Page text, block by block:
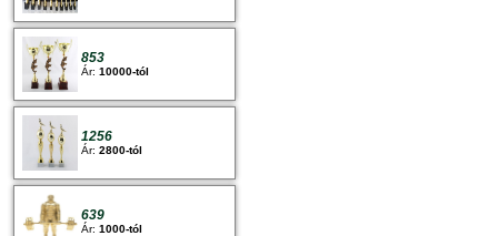
853
Ár: 10000-tól
1256
Ár: 2800-tól
639
Ár: 1000-tól